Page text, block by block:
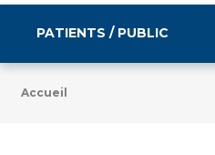
PATIENTS / PUBLIC
Accueil